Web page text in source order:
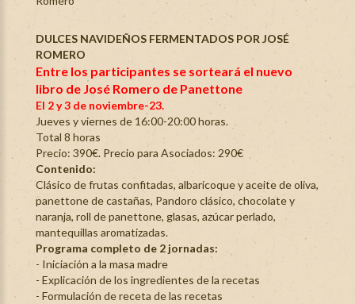
DULCES NAVIDEÑOS FERMENTADOS POR JOSÉ
ROMERO
Entre los participantes se sorteará el nuevo
libro de José Romero de Panettone
El 2 y 3 de noviembre-23.
Jueves y viernes de 16:00-20:00 horas.
Total 8 horas
Precio: 390€. Precio para Asociados: 290€
Contenido:
Clásico de frutas confitadas, albaricoque y aceite de oliva,
panettone de castañas, Pandoro clásico, chocolate y
naranja, roll de panettone, glasas, azúcar perlado,
mantequillas aromatizadas.
Programa completo de 2 jornadas:
- Iniciación a la masa madre
- Explicación de los ingredientes de la recetas
- Formulación de receta de las recetas